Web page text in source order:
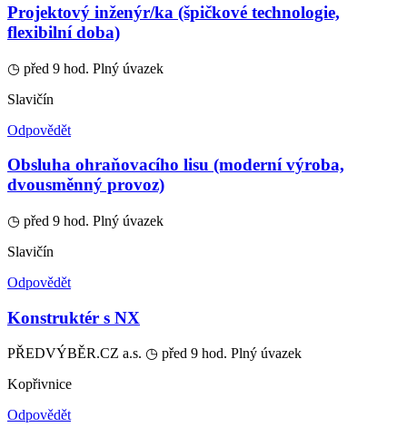
Projektový inženýr/ka (špičkové technologie,
flexibilní doba)
◷ před 9 hod. Plný úvazek
Slavičín
Odpovědět
Obsluha ohraňovacího lisu (moderní výroba,
dvousměnný provoz)
◷ před 9 hod. Plný úvazek
Slavičín
Odpovědět
Konstruktér s NX
PŘEDVÝBĚR.CZ a.s. ◷ před 9 hod. Plný úvazek
Kopřivnice
Odpovědět